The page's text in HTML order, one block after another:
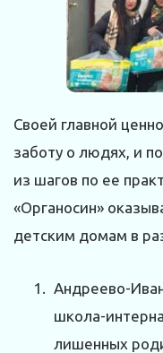
Своей главной
заботу о людях, и
из шагов по ее
«Органосин»
детским домам в
Андреево-
школа-
лишенных